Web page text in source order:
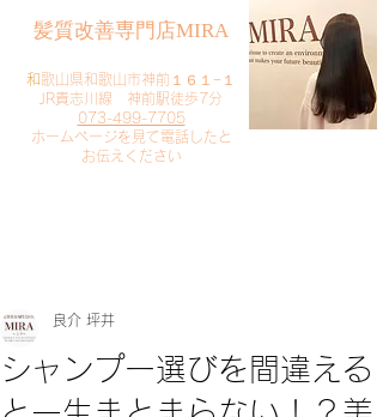
​髪質改善専門店MIRA
​和歌山県和歌山市神前１６１−１
JR貴志川線 神前駅徒歩7分
073-499-7705
​ホームページを見て電話したと
お伝えください
シャンプー選びを間違える
良介 坪井